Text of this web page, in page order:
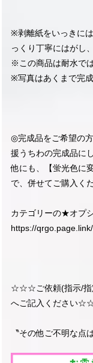
※剥離紙をいっきに
っくり丁寧にはがし
※この商品は耐水で
※写真はあくまで完
◎完成品をご希望の
援うちわの完成品に
他にも、【蛍光色に
で、併せてご購入く
カテゴリーの★オプ
https://
☆☆☆ご依頼(指示/指
へご記入ください
〝その他ご不明な点